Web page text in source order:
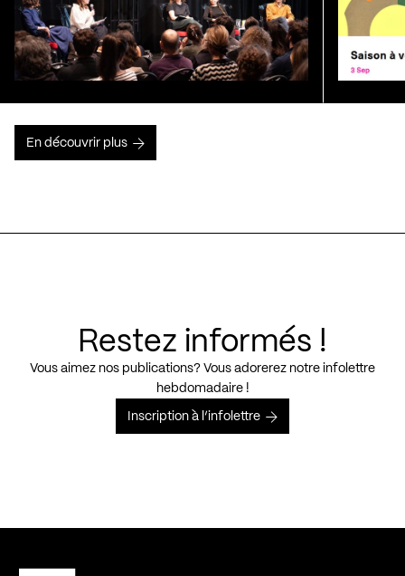
En découvrir plus
Restez informés !
Vous aimez nos publications? Vous adorerez notre infolettre
hebdomadaire !
Inscription à l’infolettre